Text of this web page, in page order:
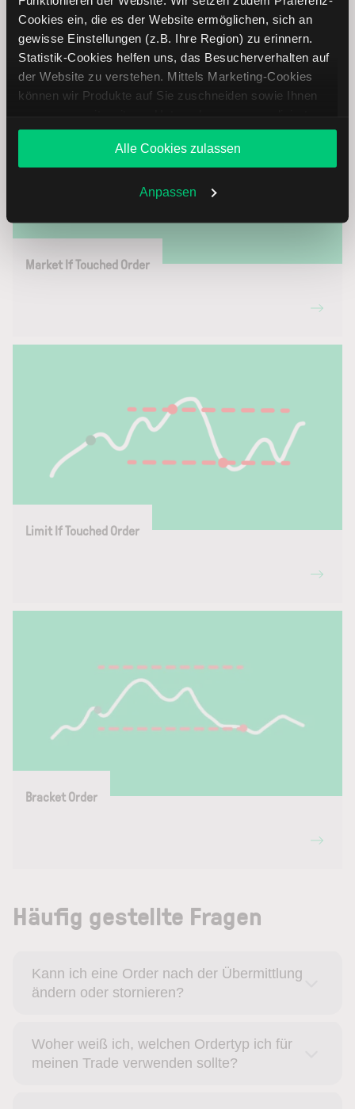
Cookies ein, die es der Website ermöglichen, sich an
gewisse Einstellungen (z.B. Ihre Region) zu erinnern.
Statistik-Cookies helfen uns, das Besucherverhalten auf
der Website zu verstehen. Mittels Marketing-Cookies
können wir Produkte auf Sie zuschneiden sowie Ihnen
Angebote unterbreiten. Sie entscheiden, welche Cookies
Sie zulassen oder ablehnen. Ihre Entscheidung können
Sie jederzeit in denCookie-Einstellungenändern.
Weitere Infos auch in unsererDatenschutzerklärung
Alle Cookies zulassen
Anpassen
Trail Limit Order
Market If Touched Order
Limit If Touched Order
Bracket Order
Häufig gestellte Fragen
Kann ich eine Order nach der Übermittlung
ändern oder stornieren?
Woher weiß ich, welchen Ordertyp ich für
meinen Trade verwenden sollte?